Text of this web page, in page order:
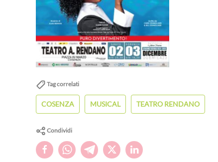
Tag correlati
COSENZA MUSICAL TEATRO RENDANO
Condividi